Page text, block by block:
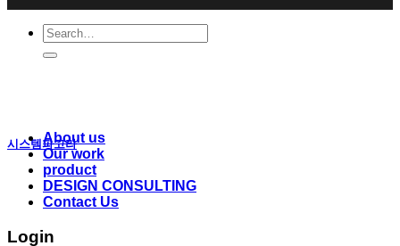
시스템파고라
Search
for:
About us
Our work
product
DESIGN CONSULTING
Contact Us
Login